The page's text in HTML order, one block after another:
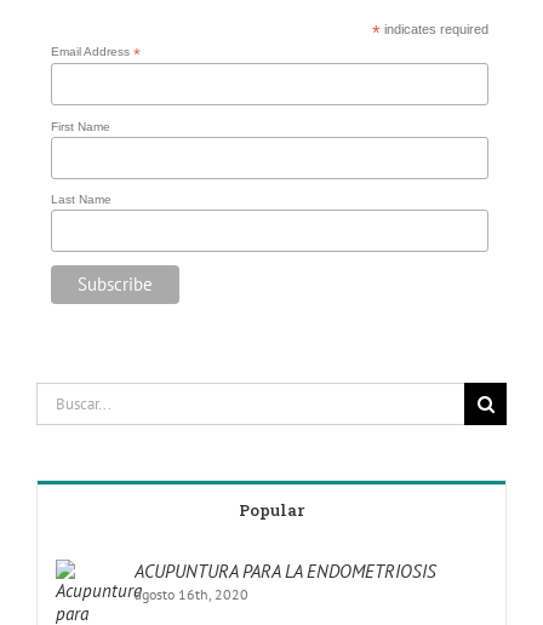
*indicates required
Email Address *
First Name
Last Name
Popular
ACUPUNTURA PARA LA ENDOMETRIOSIS
agosto 16th, 2020